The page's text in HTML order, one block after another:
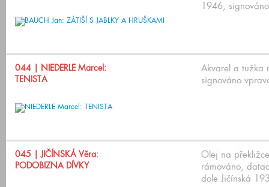
1946,
044 | NIEDERLE Marcel:
TENISTA
Akvarel a
signováno
045 | JIČÍNSKÁ Věra:
PODOBIZNA DÍVKY
Olej na
rámováno,
dole Jičínská